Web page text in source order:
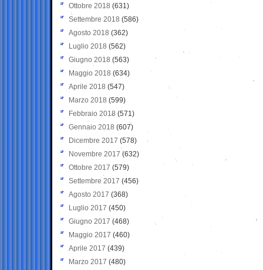
Ottobre 2018 (631)
Settembre 2018 (586)
Agosto 2018 (362)
Luglio 2018 (562)
Giugno 2018 (563)
Maggio 2018 (634)
Aprile 2018 (547)
Marzo 2018 (599)
Febbraio 2018 (571)
Gennaio 2018 (607)
Dicembre 2017 (578)
Novembre 2017 (632)
Ottobre 2017 (579)
Settembre 2017 (456)
Agosto 2017 (368)
Luglio 2017 (450)
Giugno 2017 (468)
Maggio 2017 (460)
Aprile 2017 (439)
Marzo 2017 (480)